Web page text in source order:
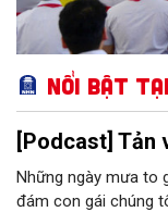
Nổi bật
[Podcast] Tản
Những ngày mưa to
đám con gái chúng